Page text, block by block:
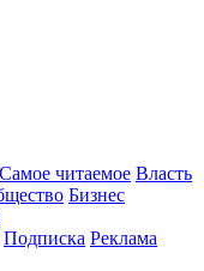
Самое читаемое Власть
Бизнес
Подписка Реклама